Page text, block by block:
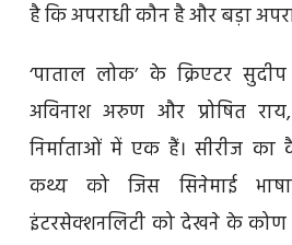
है कि अपराधी कौन है और बड़ा
‘पाताल लोक’ के क्रिएटर
अविनाश अरुण और प्रोषित
निर्माताओं में एक हैं। सीरीज
कथ्य को जिस सिनेमाई
इंटरसेक्शनलिटी को देखने के कोण